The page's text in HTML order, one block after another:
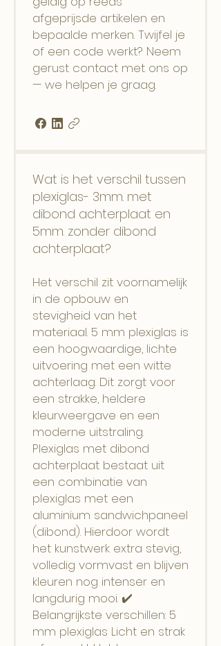
afgeprijsde artikelen en
bepaalde merken. Twijfel je
of een code werkt? Neem
gerust contact met ons op
— we helpen je graag.
Wat is het verschil tussen
plexiglas- 3mm. met
dibond achterplaat en
5mm. zonder dibond
achterplaat?
Het verschil zit voornamelijk
in de opbouw en
stevigheid van het
materiaal. 5 mm plexiglas is
een hoogwaardige, lichte
uitvoering met een witte
achterlaag. Dit zorgt voor
een strakke, heldere
kleurweergave en een
moderne uitstraling.
Plexiglas met dibond
achterplaat bestaat uit
een combinatie van
plexiglas met een
aluminium sandwichpaneel
(dibond). Hierdoor wordt
het kunstwerk extra stevig,
volledig vormvast en blijven
kleuren nog intenser en
langdurig mooi. ✔️
Belangrijkste verschillen: 5
mm plexiglas Licht en strak